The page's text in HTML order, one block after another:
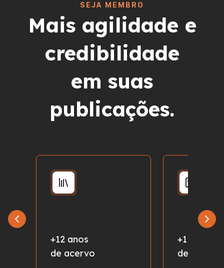
SEJA MEMBRO
Mais agilidade e
credibilidade
em suas
publicações.
+12 anos
de acervo
+1 milhão
de fotos